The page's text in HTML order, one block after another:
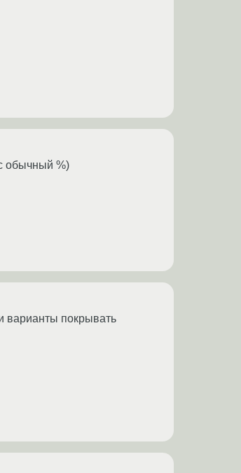
обычный %)
варианты покрывать